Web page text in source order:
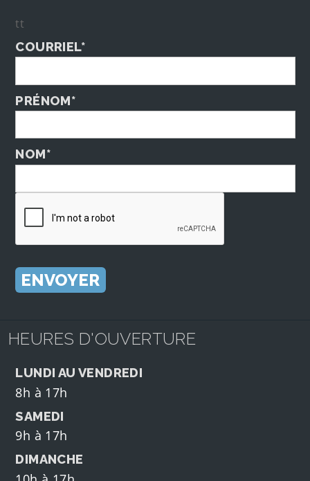
tt
COURRIEL*
PRÉNOM*
NOM*
HEURES D'OUVERTURE
LUNDI AU VENDREDI
8h à 17h
SAMEDI
9h à 17h
DIMANCHE